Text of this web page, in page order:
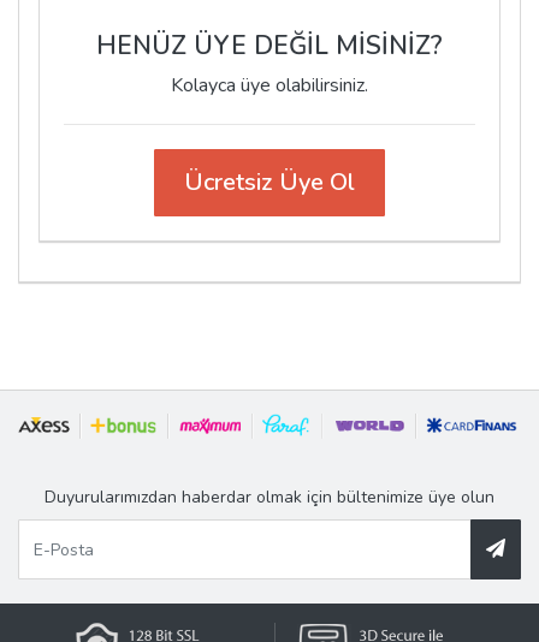
HENÜZ ÜYE DEĞİL MİSİNİZ?
Kolayca üye olabilirsiniz.
Ücretsiz Üye Ol
Duyurularımızdan haberdar olmak için bültenimize üye olun